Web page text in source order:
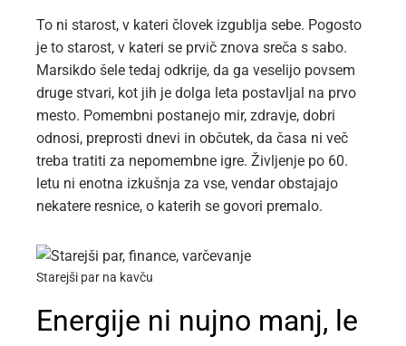
To ni starost, v kateri človek izgublja sebe. Pogosto
je to starost, v kateri se prvič znova sreča s sabo.
Marsikdo šele tedaj odkrije, da ga veselijo povsem
druge stvari, kot jih je dolga leta postavljal na prvo
mesto. Pomembni postanejo mir, zdravje, dobri
odnosi, preprosti dnevi in občutek, da časa ni več
treba tratiti za nepomembne igre. Življenje po 60.
letu ni enotna izkušnja za vse, vendar obstajajo
nekatere resnice, o katerih se govori premalo.
Starejši par na kavču
Energije ni nujno manj, le